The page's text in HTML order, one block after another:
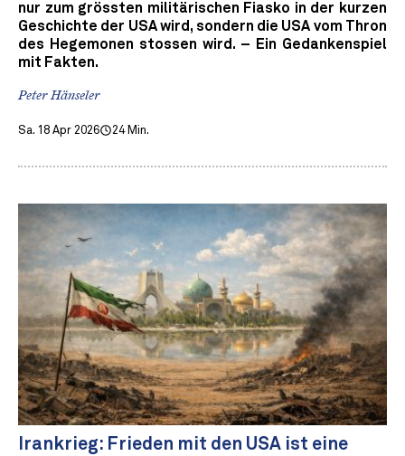
nur zum grössten militärischen Fiasko in der kurzen
Geschichte der USA wird, sondern die USA vom Thron
des Hegemonen stossen wird. – Ein Gedankenspiel
mit Fakten.
Peter Hänseler
Sa. 18 Apr 2026 24 Min.
Irankrieg: Frieden mit den USA ist eine